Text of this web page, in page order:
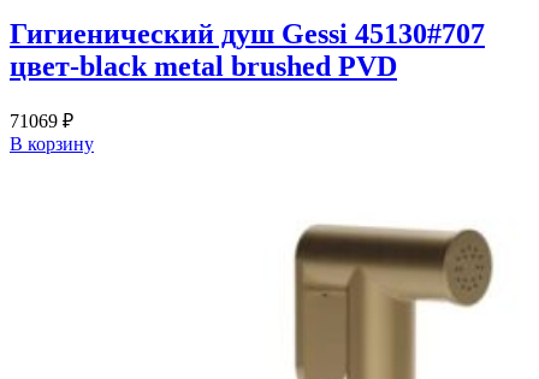
Гигиенический душ Gessi 45130#707
цвет-black metal brushed PVD
71069 ₽
В корзину